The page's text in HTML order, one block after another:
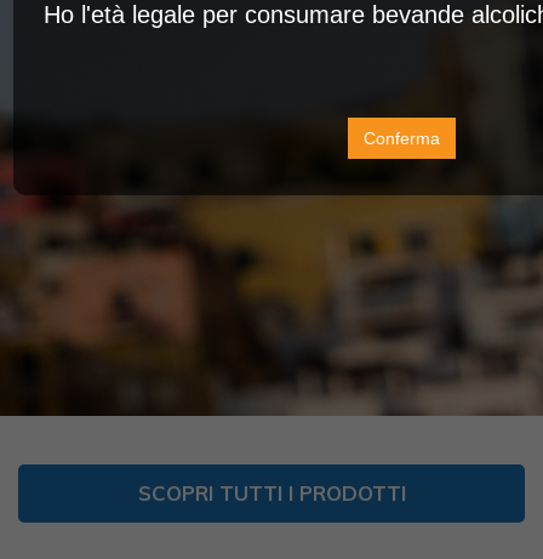
SCOPRI TUTTI I PRODOTTI
Ho l'età legale per consumare bevande
Conferma